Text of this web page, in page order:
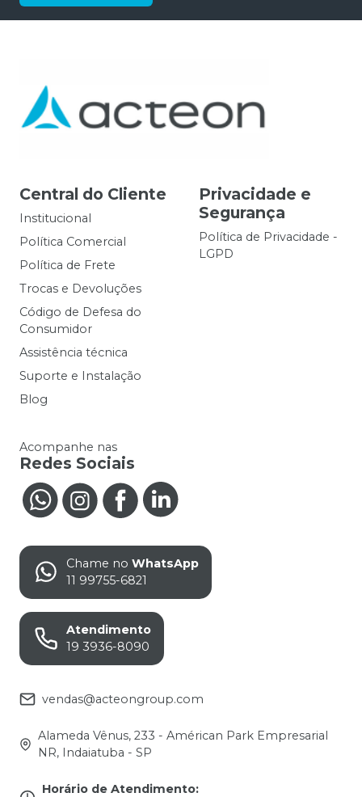
Central do Cliente
Institucional
Política Comercial
Política de Frete
Trocas e Devoluções
Código de Defesa do
Consumidor
Assistência técnica
Suporte e Instalação
Blog
Privacidade e
Segurança
Política de Privacidade -
LGPD
Acompanhe nas
Redes Sociais
Chame no WhatsApp
11 99755-6821
Atendimento
19 3936-8090
vendas@acteongroup.com
Alameda Vênus, 233 - Américan Park Empresarial
NR, Indaiatuba - SP
Horário de Atendimento: